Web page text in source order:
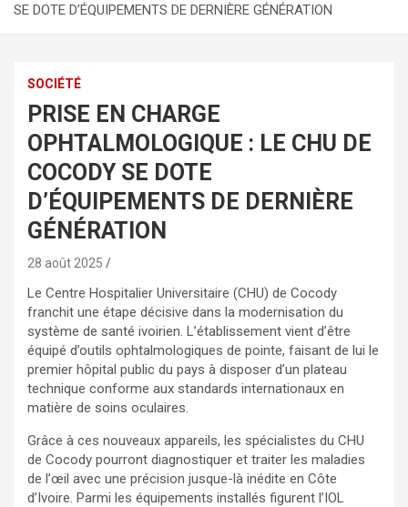
SE DOTE D’ÉQUIPEMENTS DE DERNIÈRE GÉNÉRATION
SOCIÉTÉ
PRISE EN CHARGE
OPHTALMOLOGIQUE : LE CHU DE
COCODY SE DOTE
D’ÉQUIPEMENTS DE DERNIÈRE
GÉNÉRATION
28 août 2025
Le Centre Hospitalier Universitaire (CHU) de Cocody
franchit une étape décisive dans la modernisation du
système de santé ivoirien. L’établissement vient d’être
équipé d’outils ophtalmologiques de pointe, faisant de lui le
premier hôpital public du pays à disposer d’un plateau
technique conforme aux standards internationaux en
matière de soins oculaires.
Grâce à ces nouveaux appareils, les spécialistes du CHU
de Cocody pourront diagnostiquer et traiter les maladies
de l’œil avec une précision jusque-là inédite en Côte
d’Ivoire. Parmi les équipements installés figurent l’IOL